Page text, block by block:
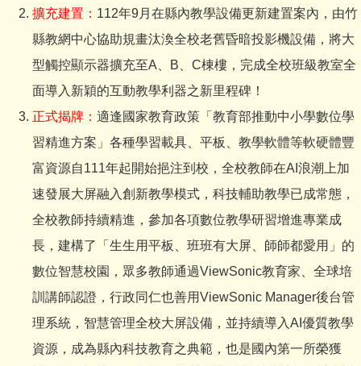
擴充建置： 112年9月在縣內教學設備更新建置案內，由竹
縣教網中心協助規畫汰渙全校老舊昏暗投影機設備，將大
型觸控顯示器擴充至A、B、C棟樓，完成全校班級教室全
面導入新穎的互動教學利器之新里程碑！
正式揭牌： 適逢國家教育政策「教育部推動中小學數位學
習精進方案」各種學習載具、平板、教學軟體等軟硬體豐
富資源自111年起開始挹注到校，全校教師在AI浪潮上加
速發展大屏融入創新教學模式，科技輔助教學已成常態，
全校教師持續精進，參加各項數位教學研習增進專業成
長，建構了「生生用平板、班班有大屏、師師都愛用」的
數位智慧校園，眾多教師通過ViewSonic教育家、全球培
訓講師認證，行政同仁也善用ViewSonic Manager後台管
理系統，智慧管理全校大屏設備，並持續導入AI優質教學
資源，成為縣內科技教育之典範，也是國內第一所榮獲